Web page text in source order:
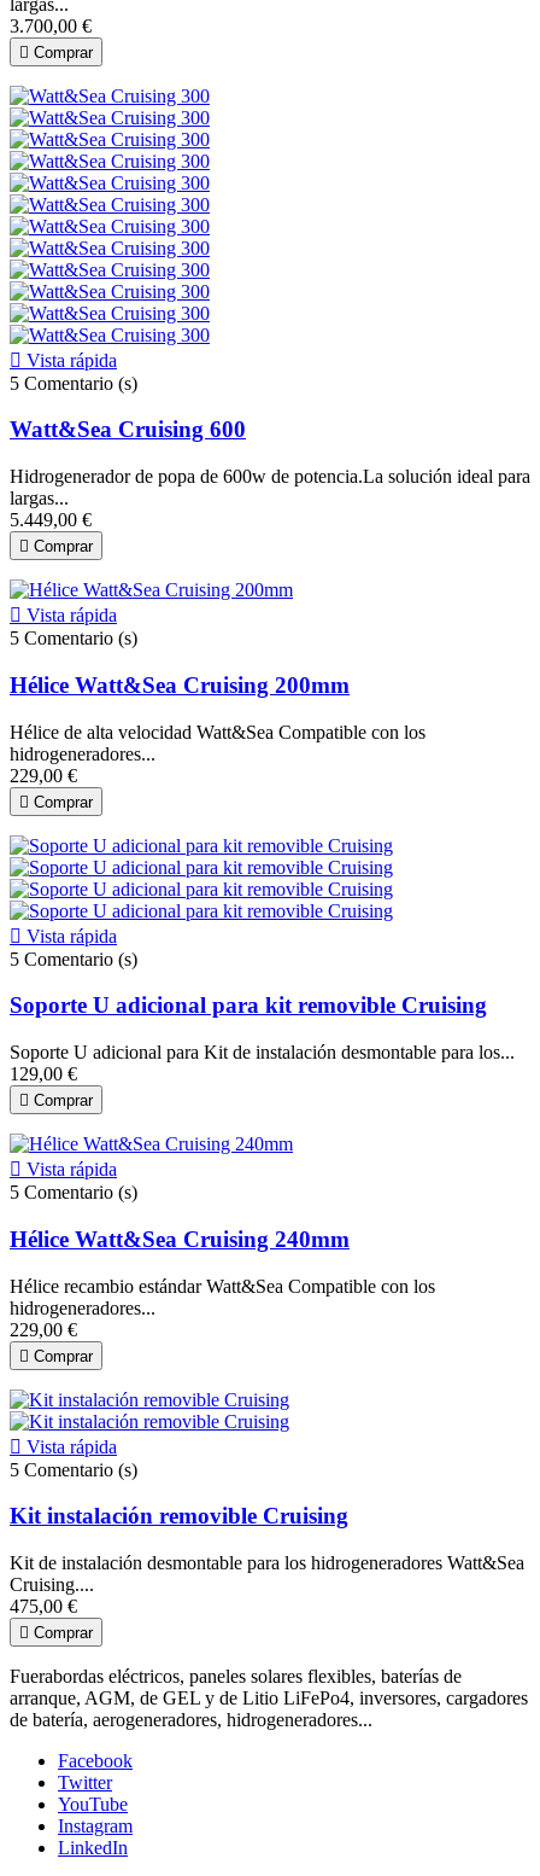
3.700,00 €
 Comprar
 Vista rápida
5 Comentario (s)
Watt&Sea Cruising 600
Hidrogenerador de popa de 600w de potencia.La solución ideal para
largas...
5.449,00 €
 Comprar
 Vista rápida
5 Comentario (s)
Hélice Watt&Sea Cruising 200mm
Hélice de alta velocidad Watt&Sea Compatible con los
hidrogeneradores...
229,00 €
 Comprar
 Vista rápida
5 Comentario (s)
Soporte U adicional para kit removible Cruising
Soporte U adicional para Kit de instalación desmontable para los...
129,00 €
 Comprar
 Vista rápida
5 Comentario (s)
Hélice Watt&Sea Cruising 240mm
Hélice recambio estándar Watt&Sea Compatible con los
hidrogeneradores...
229,00 €
 Comprar
 Vista rápida
5 Comentario (s)
Kit instalación removible Cruising
Kit de instalación desmontable para los hidrogeneradores Watt&Sea
Cruising....
475,00 €
 Comprar
Fuerabordas eléctricos, paneles solares flexibles, baterías de
arranque, AGM, de GEL y de Litio LiFePo4, inversores, cargadores
de batería, aerogeneradores, hidrogeneradores...
Facebook
Twitter
YouTube
Instagram
LinkedIn